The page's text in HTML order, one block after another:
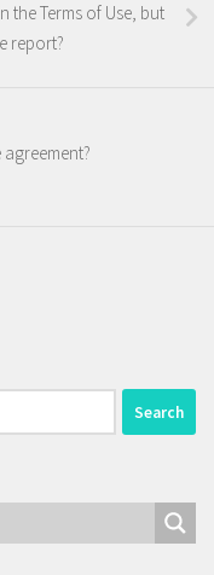
the Terms of Use, but
report?